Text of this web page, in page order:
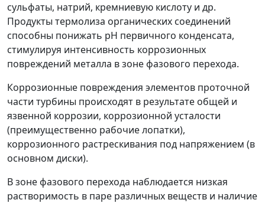
сульфаты, натрий, кремниевую кислоту и др.
Продукты термолиза органических соединений
способны понижать рН первичного конденсата,
стимулируя интенсивность коррозионных
повреждений металла в зоне фазового перехода.
Коррозионные повреждения элементов проточной
части турбины происходят в результате общей и
язвенной коррозии, коррозионной усталости
(преимущественно рабочие лопатки),
коррозионного растрескивания под напряжением (в
основном диски).
В зоне фазового перехода наблюдается низкая
растворимость в паре различных веществ и наличие